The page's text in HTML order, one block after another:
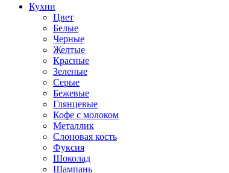
Кухни
Цвет
Белые
Черные
Желтые
Красные
Зеленые
Серые
Бежевые
Глянцевые
Кофе с молоком
Металлик
Слоновая кость
Фуксия
Шоколад
Шампань